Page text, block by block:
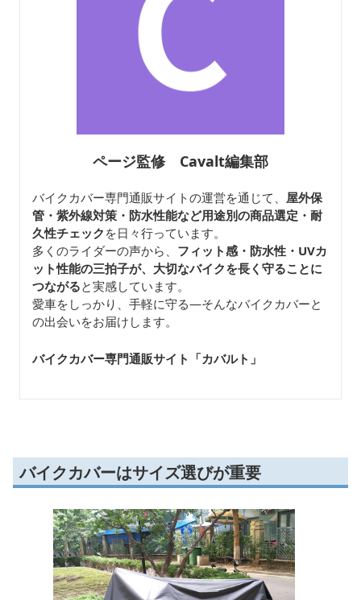
ページ監修 Cavalt編集部
バイクカバー専門通販サイトの運営を通じて、 屋外保
管・紫外線対策・防水性能など用途別の商品選定・耐
久性チェック を日々行っています。
多くのライダーの声から、 フィット感・防水性・UVカ
ット性能の三拍子が、大切なバイクを長く守ることに
つながると実感しています。
愛車をしっかり、手軽に守る—そんなバイクカバーと
の出会いをお届けします。
バイクカバー専門通販サイト「カバルト 」
バイクカバーはサイズ選びが重要